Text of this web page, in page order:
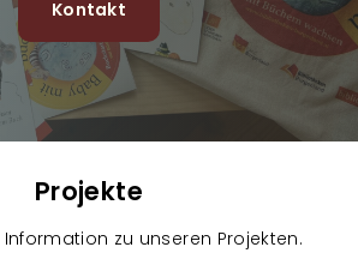
Kontakt
Projekte
Information zu unseren Projekten.